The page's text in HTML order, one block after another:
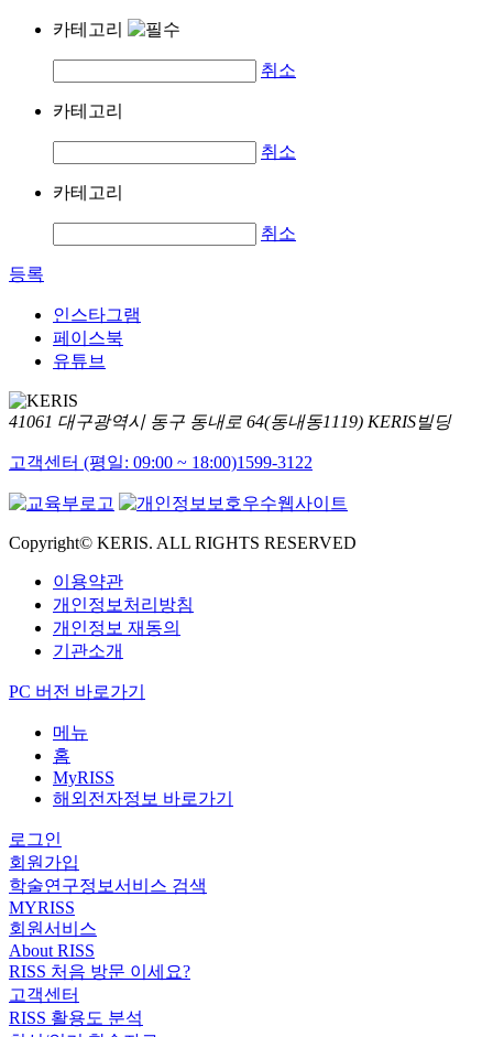
카테고리
취소
카테고리
취소
카테고리
취소
등록
인스타그램
페이스북
유튜브
41061 대구광역시 동구 동내로 64(동내동1119) KERIS빌딩
고객센터 (평일: 09:00 ~ 18:00)1599-3122
Copyright© KERIS. ALL RIGHTS RESERVED
이용약관
개인정보처리방침
개인정보 재동의
기관소개
PC 버전 바로가기
메뉴
홈
MyRISS
해외전자정보 바로가기
로그인
회원가입
학술연구정보서비스 검색
MYRISS
회원서비스
About RISS
RISS 처음 방문 이세요?
고객센터
RISS 활용도 분석